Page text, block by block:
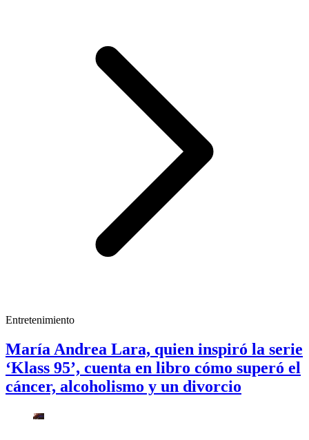
Entretenimiento
María Andrea Lara, quien inspiró la serie
‘Klass 95’, cuenta en libro cómo superó el
cáncer, alcoholismo y un divorcio